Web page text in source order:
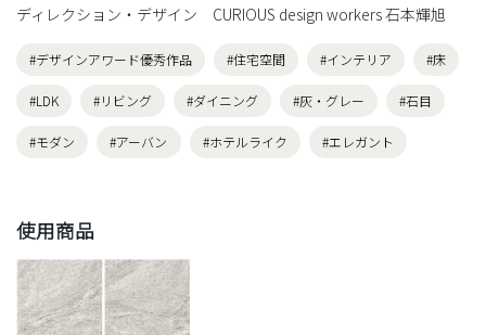
ディレクション・デザイン CURIOUS design workers 石本輝旭
#デザインアワード優秀作品 #住宅空間 #インテリア #床
#LDK #リビング #ダイニング #灰・グレー #石目
#モダン #アーバン #ホテルライク #エレガント
使用商品